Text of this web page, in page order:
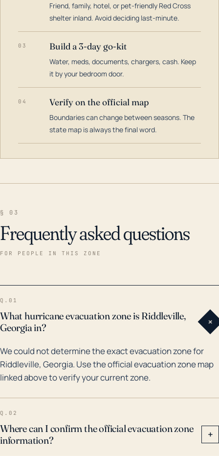
Friend, family, hotel, or pet-friendly Red Cross
shelter inland. Avoid deciding last-minute.
03 Build a 3-day go-kit
Water, meds, documents, chargers, cash. Keep
it by your bedroom door.
04 Verify on the official map
Boundaries can change between seasons. The
state map is always the final word.
§ 03
Frequently asked questions
FOR PEOPLE IN THIS ZONE
Q.01
What hurricane evacuation zone is Riddleville,
Georgia in?
+
We could not determine the exact evacuation zone for
Riddleville, Georgia. Use the official evacuation zone map
linked above to verify your current zone.
Q.02
Where can I confirm the official evacuation zone
information?
+